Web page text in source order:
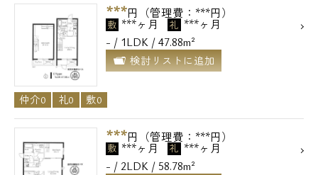
***円（管理費：***円）
敷 ***ヶ月 礼 ***ヶ月
- / 1LDK / 47.88m²
検討リストに追加
仲介0 礼0 敷0
***円（管理費：***円）
敷 ***ヶ月 礼 ***ヶ月
- / 2LDK / 58.78m²